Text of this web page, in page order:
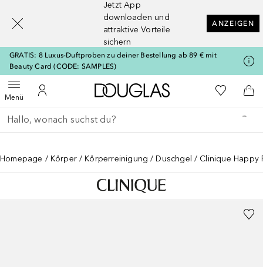
Jetzt App
downloaden und
attraktive Vorteile
sichern
ANZEIGEN
GRATIS: 8 Luxus-Duftproben zu deiner Bestellung ab 89 € mit
Beauty Card (CODE: SAMPLES)
MenüMenü öffnenZu Meinem Kundenkonto
Zur Douglas Startseite
Zu Meiner
Gehe zurück
Suche ausführen
Homepage Körper Körperreinigung Duschgel Clinique Happy
[navigation.slideout.screenreader]